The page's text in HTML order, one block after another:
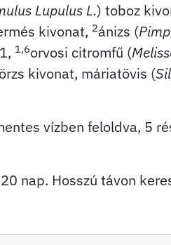
Lupulus L.) toboz
kivonat, 2ánizs (
1,6orvosi citromfű (
kivonat, máriatövis (
vízben feloldva, 5
nap. Hosszú távon